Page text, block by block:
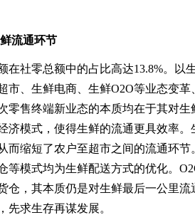
流通环节
社零总额中的占比高达13.8%。以
市、生鲜电商、生鲜O2O等业态变
零售终端新业态的本质均在于其对
济模式，使得生鲜的流通更具效率
而缩短了农户至超市之间的流通环
等模式均为生鲜配送方式的优化。
仓，其本质仍是对生鲜最后一公里
先求生存再谋发展。